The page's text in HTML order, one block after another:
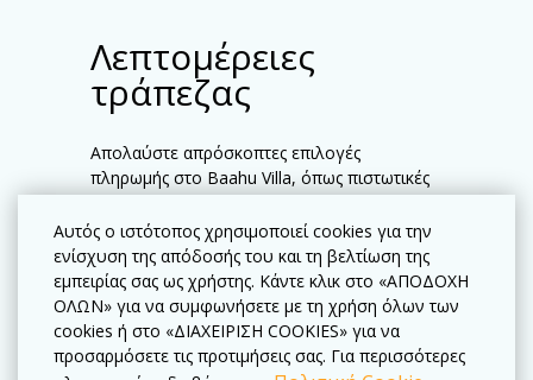
Αυτός ο ιστότοπος χρησιμοποιεί cookies για την
ενίσχυση της απόδοσής του και τη βελτίωση της
εμπειρίας σας ως χρήστης. Κάντε κλικ στο «ΑΠΟΔΟΧΗ
ΟΛΩΝ» για να συμφωνήσετε με τη χρήση όλων των
cookies ή στο «ΔΙΑΧΕΙΡΙΣΗ COOKIES» για να
προσαρμόσετε τις προτιμήσεις σας. Για περισσότερες
Λεπτομέρειες
τράπεζας
Απολαύστε απρόσκοπτες επιλογές
πληρωμής στο Baahu Villa, όπως πιστωτικές
κάρτες, μετρητά και τραπεζικά εμβάσματα.
Δεν χρεώνουμε τέλη για πληρωμές με
πιστωτική κάρτα.